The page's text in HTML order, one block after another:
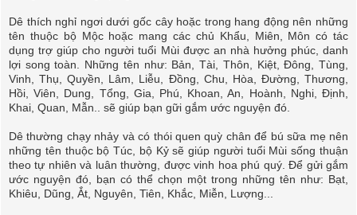
Dê thích nghỉ ngơi dưới gốc cây hoặc trong hang động nên những
tên thuộc bộ Mộc hoặc mang các chủ Khẩu, Miên, Môn có tác
dụng trợ giúp cho người tuổi Mùi được an nhà hưởng phúc, danh
lợi song toàn. Những tên như: Bản, Tài, Thôn, Kiệt, Ðông, Tùng,
Vinh, Thụ, Quyền, Lâm, Liễu, Đồng, Chu, Hòa, Ðường, Thương,
Hồi, Viên, Dung, Tổng, Gia, Phú, Khoan, An, Hoành, Nghi, Ðịnh,
Khai, Quan, Mẫn.. sẽ giúp bạn gữi gắm ước nguyện đó.
Dê thường chạy nhảy và có thói quen quỳ chân để bú sữa mẹ nên
những tên thuộc bộ Túc, bộ Kỷ sẽ giúp người tuổi Mùi sống thuận
theo tự nhiên và luân thường, được vinh hoa phú quý. Ðể gửi gắm
ước nguyện đó, bạn có thể chọn một trong những tên như: Bạt,
Khiêu, Dũng, Ắt, Nguyên, Tiên, Khắc, Miễn, Lượng...